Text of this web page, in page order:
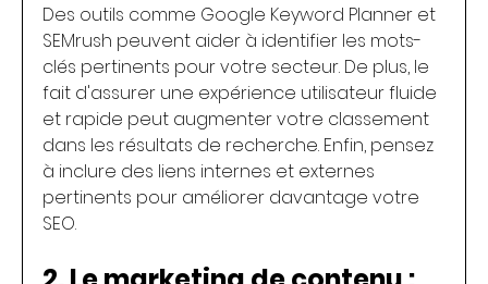
Des outils comme Google Keyword Planner et
SEMrush peuvent aider à identifier les mots-
clés pertinents pour votre secteur. De plus, le
fait d'assurer une expérience utilisateur fluide
et rapide peut augmenter votre classement
dans les résultats de recherche. Enfin, pensez
à inclure des liens internes et externes
pertinents pour améliorer davantage votre
SEO.